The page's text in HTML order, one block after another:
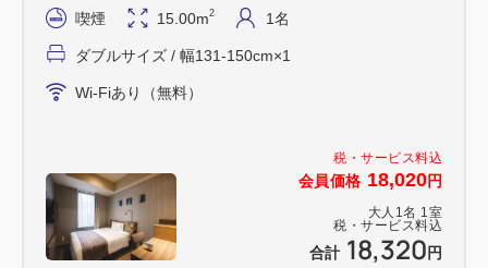
税・サービス料込
会員価格 18,020円
大人 1 名 1 室
税・サービス料込
合計 18,320 円
喫煙 15.00m2 1名
ダブルサイズ / 幅131-150cm×1
Wi-Fiあり（無料）